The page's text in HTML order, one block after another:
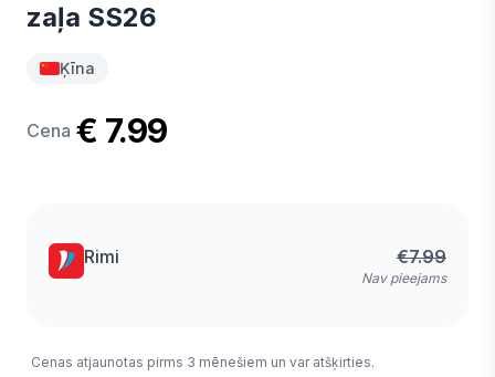
zaļa SS26
Ķīna
Cena € 7.99
Rimi €7.99
Nav pieejams
Cenas atjaunotas pirms 3 mēnešiem un var atšķirties.